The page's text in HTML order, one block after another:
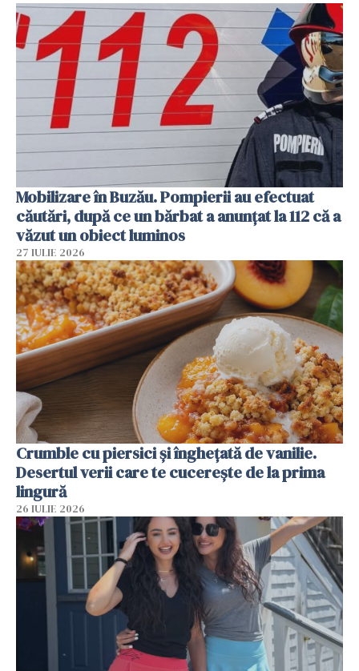
Mobilizare în Buzău. Pompierii au efectuat
căutări, după ce un bărbat a anunțat la 112 că a
văzut un obiect luminos
27 IULIE 2026
Crumble cu piersici și înghețată de vanilie.
Desertul verii care te cucerește de la prima
lingură
26 IULIE 2026